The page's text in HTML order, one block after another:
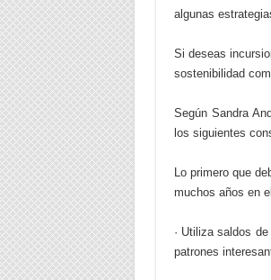
algunas
Si deseas
sostenibilidad
Según Sandra
los siguientes
Lo primero que
muchos años en
· Utiliza saldos
patrones